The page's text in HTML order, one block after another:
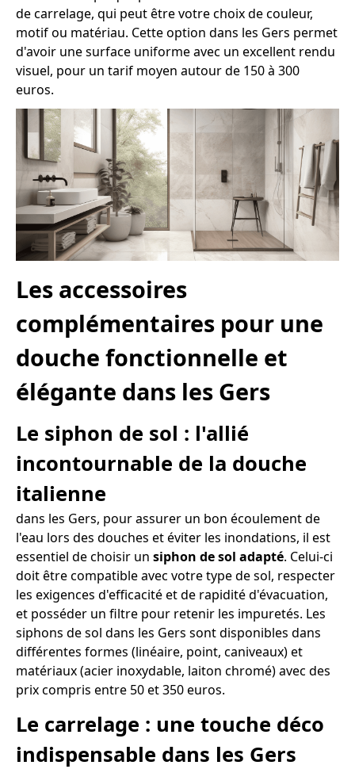
de carrelage, qui peut être votre choix de couleur,
motif ou matériau. Cette option dans les Gers permet
d'avoir une surface uniforme avec un excellent rendu
visuel, pour un tarif moyen autour de 150 à 300
euros.
Les accessoires
complémentaires pour une
douche fonctionnelle et
élégante dans les Gers
Le siphon de sol : l'allié
incontournable de la douche
italienne
dans les Gers, pour assurer un bon écoulement de
l'eau lors des douches et éviter les inondations, il est
essentiel de choisir un siphon de sol adapté. Celui-ci
doit être compatible avec votre type de sol, respecter
les exigences d'efficacité et de rapidité d'évacuation,
et posséder un filtre pour retenir les impuretés. Les
siphons de sol dans les Gers sont disponibles dans
différentes formes (linéaire, point, caniveaux) et
matériaux (acier inoxydable, laiton chromé) avec des
prix compris entre 50 et 350 euros.
Le carrelage : une touche déco
indispensable dans les Gers